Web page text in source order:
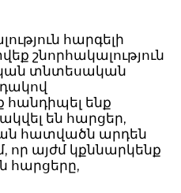
հարգելի
շնորհակալություն
տնտեսական
հանդիպել ենք
են հարցեր,
հատվածն արդեն
որ այժմ կքննարկենք
հարցերը,